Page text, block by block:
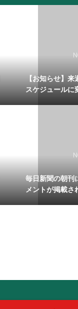
【お知らせ】
スケジュールに
毎日新聞の朝刊
メントが掲載さ